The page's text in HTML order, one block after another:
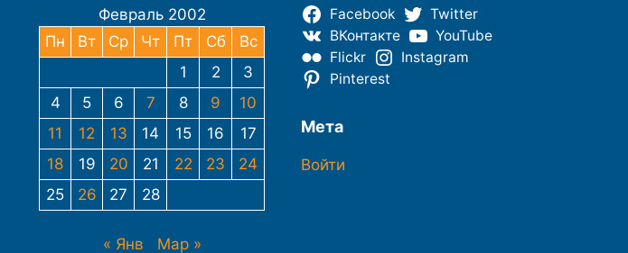
Февраль 2002
Пн
Вт Ср Чт Пт Сб
Вс
1
2
3
4
5 6 7 8 9
10
11
12 13 14 15 16
17
18
19 20 21 22 23
24
25
26 27 28
« Янв Мар »
Facebook
Twitter
ВКонтакте
YouTube
Flickr
Instagram
Pinterest
Мета
Войти